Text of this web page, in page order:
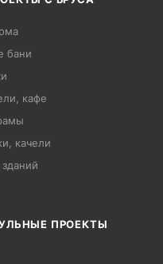
бани
кафе
качели
ПРОЕКТЫ